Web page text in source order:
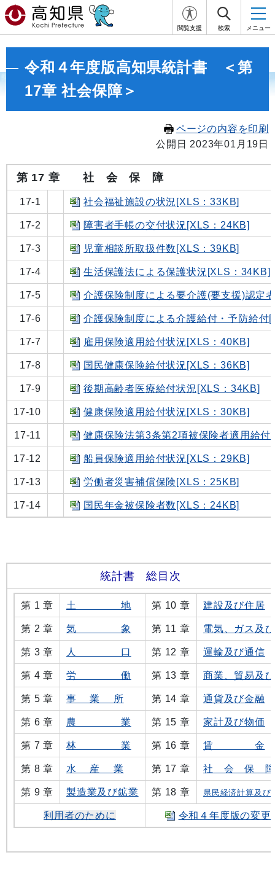
閲覧支援 検索 メニュー
令和４年度版高知県統計書 ＜第
17章 社会保障＞
ページの内容を印刷
公開日 2023年01月19日
第 17 章 社 会 保 障
17-1 社会福祉施設の状況[XLS：33KB]
17-2 障害者手帳の交付状況[XLS：24KB]
17-3 児童相談所取扱件数[XLS：39KB]
17-4 生活保護法による保護状況[XLS：34KB]
17-5 介護保険制度による要介護(要支援)認定
17-6 介護保険制度による介護給付・予防給付
17-7 雇用保険適用給付状況[XLS：40KB]
17-8 国民健康保険給付状況[XLS：36KB]
17-9 後期高齢者医療給付状況[XLS：34KB]
17-10 健康保険適用給付状況[XLS：30KB]
17-11 健康保険法第3条第2項被保険者適用給
17-12 船員保険適用給付状況[XLS：29KB]
17-13 労働者災害補償保険[XLS：25KB]
17-14 国民年金被保険者数[XLS：24KB]
統計書 総目次
第 1 章 土 地 第 10 章 建設及び住居
第 2 章 気 象 第 11 章 電気、ガス及
第 3 章 人 口 第 12 章 運輸及び通信
第 4 章 労 働 第 13 章 商業、貿易及
第 5 章 事 業 所 第 14 章 通貨及び金融
第 6 章 農 業 第 15 章 家計及び物価
第 7 章 林 業 第 16 章 賃 金
第 8 章 水 産 業 第 17 章 社 会 保 障
第 9 章 製造業及び鉱業 第 18 章 県民経済計算及び
利用者のために 令和４年度版の変更